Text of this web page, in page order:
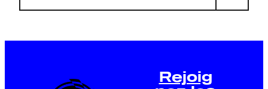
(Nécessaire)
Rejoig